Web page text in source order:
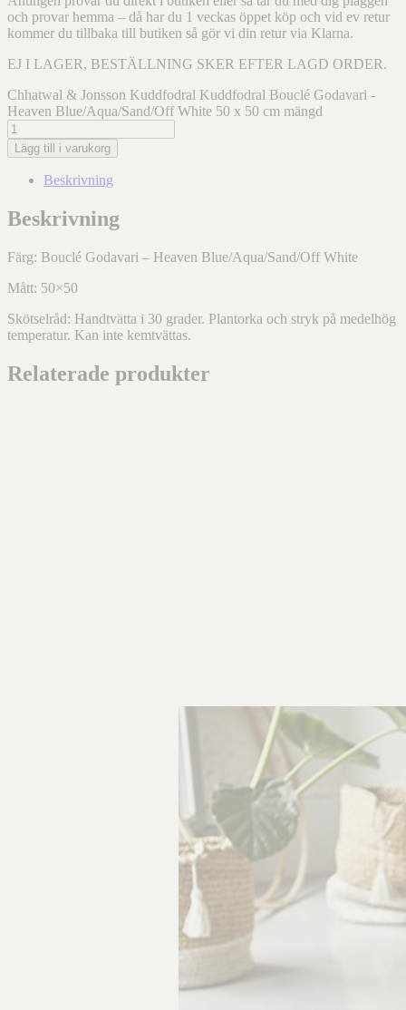
och provar hemma – då har du 1 veckas öppet köp och vid ev retur
kommer du tillbaka till butiken så gör vi din retur via Klarna.
EJ I LAGER, BESTÄLLNING SKER EFTER LAGD ORDER.
Chhatwal & Jonsson Kuddfodral Kuddfodral Bouclé Godavari -
Heaven Blue/Aqua/Sand/Off White 50 x 50 cm mängd
Lägg till i varukorg
Beskrivning
Beskrivning
Färg: Bouclé Godavari – Heaven Blue/Aqua/Sand/Off White
Mått: 50×50
Skötselråd: Handtvätta i 30 grader. Plantorka och stryk på medelhög
temperatur. Kan inte kemtvättas.
Relaterade produkter